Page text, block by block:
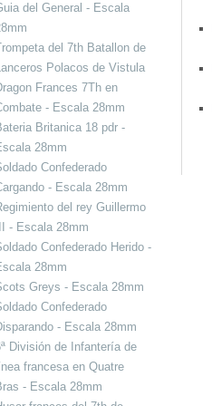
del General - Escala
del 7th Batallon de
Lanceros Polacos de Vistula
Frances 7Th en
- Escala 28mm
Britanica 18 pdr -
28mm
Confederado
- Escala 28mm
del rey Guillermo
III - Escala 28mm
Confederado Herido -
28mm
Greys - Escala 28mm
Confederado
- Escala 28mm
División de Infantería de
francesa en Quatre
- Escala 28mm